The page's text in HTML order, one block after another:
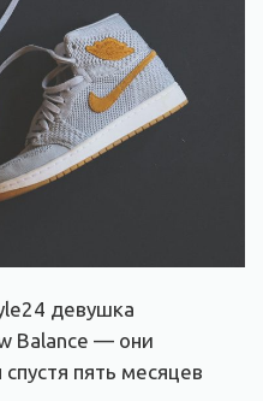
девушка
Balance — они
пять месяцев